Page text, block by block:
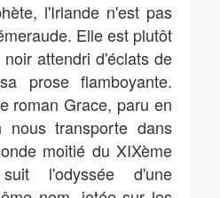
l'Irlande n'est pas
Elle est plutôt
attendri d'éclats de
prose flamboyante.
roman Grace, paru en
nous transporte dans
moitié du XIXème
l'odyssée d'une